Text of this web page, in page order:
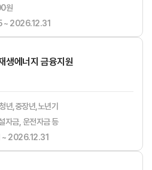
원
~ 2026.12.31
생에너지 금융지원
년,중장년,노년기
자금, 운전자금 등
2026.12.31